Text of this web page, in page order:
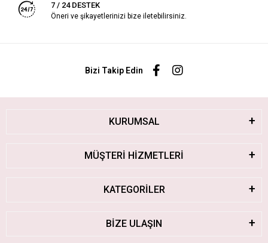
7 / 24 DESTEK
Öneri ve şikayetlerinizi bize iletebilirsiniz.
Bizi Takip Edin
KURUMSAL
MÜŞTERİ HİZMETLERİ
KATEGORİLER
BİZE ULAŞIN